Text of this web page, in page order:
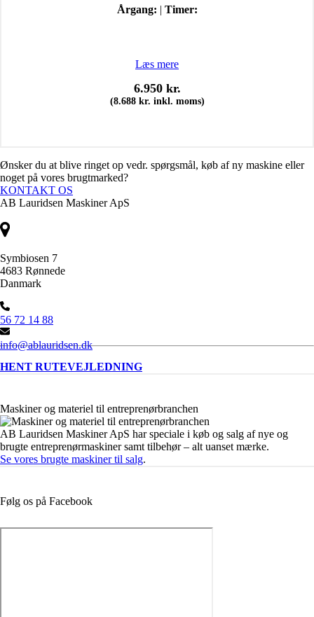
Årgang: | Timer:
Læs mere
6.950 kr.
(8.688 kr. inkl. moms)
Ønsker du at blive ringet op vedr. spørgsmål, køb af ny maskine eller
noget på vores brugtmarked?
KONTAKT OS
AB Lauridsen Maskiner ApS
Symbiosen 7
4683 Rønnede
Danmark
56 72 14 88
info@ablauridsen.dk
HENT RUTEVEJLEDNING
Maskiner og materiel til entreprenørbranchen
AB Lauridsen Maskiner ApS har speciale i køb og salg af nye og
brugte entreprenørmaskiner samt tilbehør – alt uanset mærke.
Se vores brugte maskiner til salg.
Følg os på Facebook